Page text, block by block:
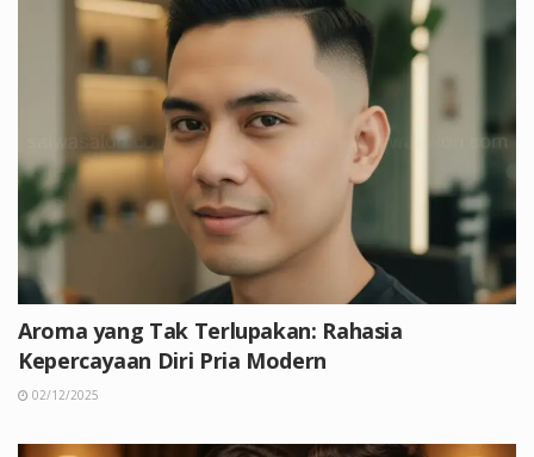
Aroma yang Tak Terlupakan: Rahasia
Kepercayaan Diri Pria Modern
02/12/2025